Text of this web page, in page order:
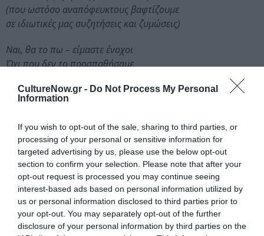
CultureNow.gr - Do Not Process My Personal
Information
If you wish to opt-out of the sale, sharing to third parties, or
processing of your personal or sensitive information for
targeted advertising by us, please use the below opt-out
section to confirm your selection. Please note that after your
opt-out request is processed you may continue seeing
interest-based ads based on personal information utilized by
us or personal information disclosed to third parties prior to
your opt-out. You may separately opt-out of the further
disclosure of your personal information by third parties on the
(που ωστόσο αναπόφευκτους βαφτίζουμε
σε ιδιωτικές μας συζητήσεις και ζυμώσεις)
Ναι, θα το πω – είμαστε ένοχοι
Όχι που δεν το προσπαθήσαμε
Μα επειδή μετά από ώριμη
Στον κόκορα φορτώσαμε τα αινίγματα
Κι αλλάξαμε με σύνεση πλευρό
Σε ύπνο του δικαίου παραδίδοντας
Το σώμα και το πνεύμα και αυτό
Που η Νύχτα αλυχτώντας υποδέχεται
Που τα τσακάλια της αρπάζουν στο φτερό:
Το επερχόμενο κακό, το αναπόφευκτο